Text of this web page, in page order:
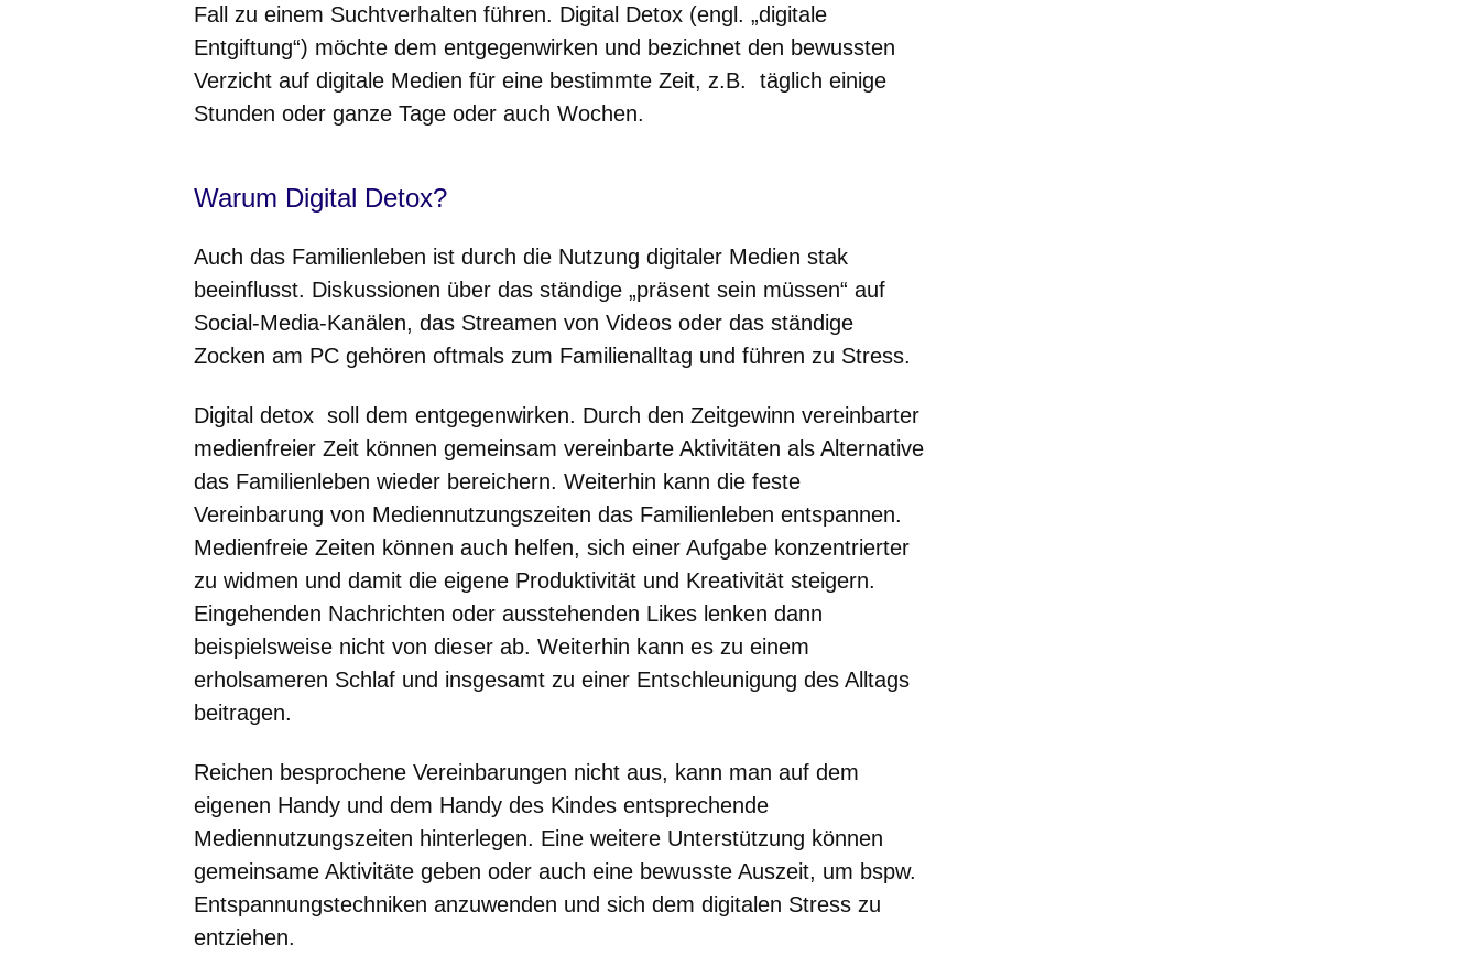
Fall zu einem Suchtverhalten führen. Digital Detox (engl. „digitale
Entgiftung“) möchte dem entgegenwirken und bezichnet den bewussten
Verzicht auf digitale Medien für eine bestimmte Zeit, z.B. täglich einige
Stunden oder ganze Tage oder auch Wochen.
Warum Digital Detox?
Auch das Familienleben ist durch die Nutzung digitaler Medien stak
beeinflusst. Diskussionen über das ständige „präsent sein müssen“ auf
Social-Media-Kanälen, das Streamen von Videos oder das ständige
Zocken am PC gehören oftmals zum Familienalltag und führen zu Stress.
Digital detox soll dem entgegenwirken. Durch den Zeitgewinn vereinbarter
medienfreier Zeit können gemeinsam vereinbarte Aktivitäten als Alternative
das Familienleben wieder bereichern. Weiterhin kann die feste
Vereinbarung von Mediennutzungszeiten das Familienleben entspannen.
Medienfreie Zeiten können auch helfen, sich einer Aufgabe konzentrierter
zu widmen und damit die eigene Produktivität und Kreativität steigern.
Eingehenden Nachrichten oder ausstehenden Likes lenken dann
beispielsweise nicht von dieser ab. Weiterhin kann es zu einem
erholsameren Schlaf und insgesamt zu einer Entschleunigung des Alltags
beitragen.
Reichen besprochene Vereinbarungen nicht aus, kann man auf dem
eigenen Handy und dem Handy des Kindes entsprechende
Mediennutzungszeiten hinterlegen. Eine weitere Unterstützung können
gemeinsame Aktivitäte geben oder auch eine bewusste Auszeit, um bspw.
Entspannungstechniken anzuwenden und sich dem digitalen Stress zu
entziehen.